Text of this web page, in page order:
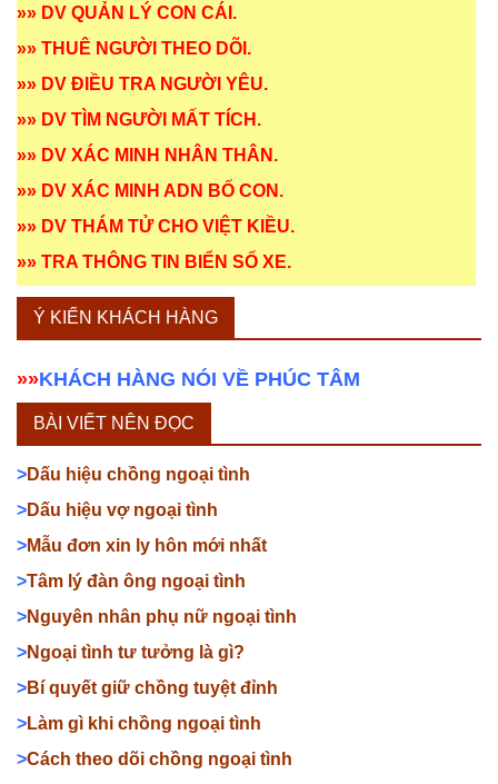
»» DV QUẢN LÝ CON CÁI .
»» THUÊ NGƯỜI THEO DÕI .
»» DV ĐIỀU TRA NGƯỜI YÊU.
»» DV TÌM NGƯỜI MẤT TÍCH .
»» DV XÁC MINH NHÂN THÂN .
»» DV XÁC MINH ADN BỐ CON .
»» DV THÁM TỬ CHO VIỆT KIỀU.
»» TRA THÔNG TIN BIỂN SỐ XE.
Ý KIẾN KHÁCH HÀNG
»»KHÁCH HÀNG NÓI VỀ PHÚC TÂM
BÀI VIẾT NÊN ĐỌC
>Dấu hiệu chồng ngoại tình
>Dấu hiệu vợ ngoại tình
>Mẫu đơn xin ly hôn mới nhất
>Tâm lý đàn ông ngoại tình
>Nguyên nhân phụ nữ ngoại tình
>Ngoại tình tư tưởng là gì?
>Bí quyết giữ chồng tuyệt đỉnh
>Làm gì khi chồng ngoại tình
>Cách theo dõi chồng ngoại tình